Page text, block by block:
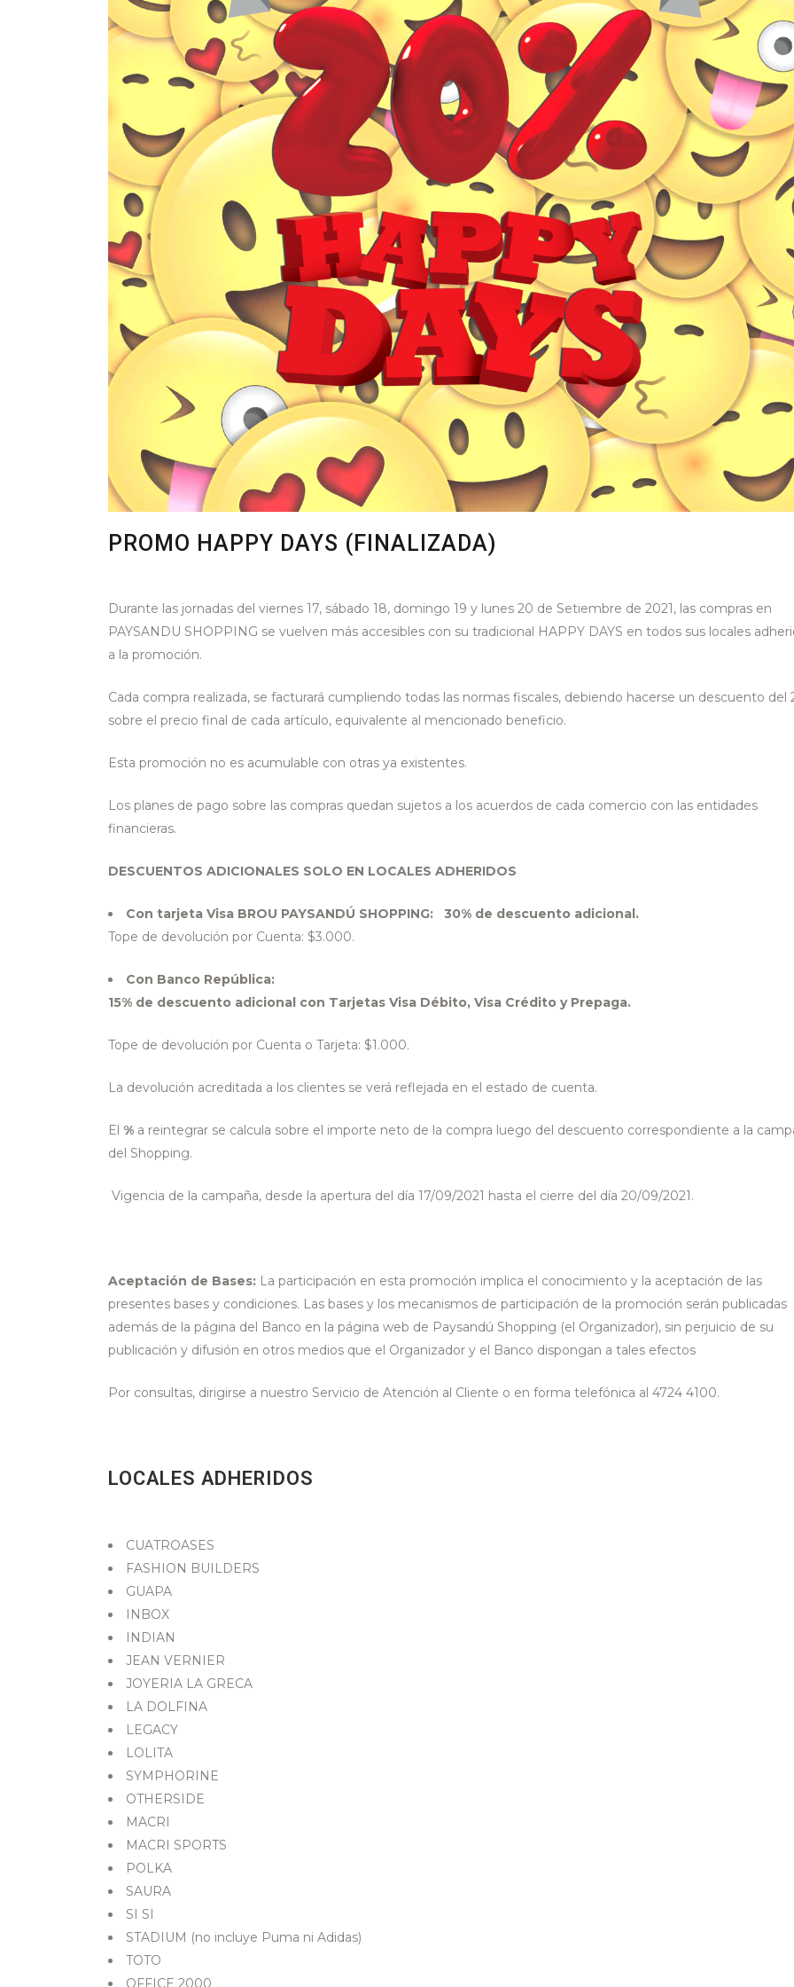
PROMO HAPPY DAYS (FINALIZADA)
Durante las jornadas del viernes 17, sábado 18, domingo 19 y lunes 20 de Setiembre de 2021, las compras en
PAYSANDU SHOPPING se vuelven más accesibles con su tradicional HAPPY DAYS en todos sus locales
a la promoción.
Cada compra realizada, se facturará cumpliendo todas las normas fiscales, debiendo hacerse un descuento del
sobre el precio final de cada artículo, equivalente al mencionado beneficio.
Esta promoción no es acumulable con otras ya existentes.
Los planes de pago sobre las compras quedan sujetos a los acuerdos de cada comercio con las entidades
financieras.
DESCUENTOS ADICIONALES SOLO EN LOCALES ADHERIDOS
Con tarjeta Visa BROU PAYSANDÚ SHOPPING: 30% de descuento adicional.
Tope de devolución por Cuenta: $3.000.
Con Banco República:
15% de descuento adicional con Tarjetas Visa Débito, Visa Crédito y Prepaga.
Tope de devolución por Cuenta o Tarjeta: $1.000.
La devolución acreditada a los clientes se verá reflejada en el estado de cuenta.
El % a reintegrar se calcula sobre el importe neto de la compra luego del descuento correspondiente a la
del Shopping.
Vigencia de la campaña, desde la apertura del día 17/09/2021 hasta el cierre del día 20/09/2021.
Aceptación de Bases: La participación en esta promoción implica el conocimiento y la aceptación de las
presentes bases y condiciones. Las bases y los mecanismos de participación de la promoción serán publicadas
además de la página del Banco en la página web de Paysandú Shopping (el Organizador), sin perjuicio de su
publicación y difusión en otros medios que el Organizador y el Banco dispongan a tales efectos
Por consultas, dirigirse a nuestro Servicio de Atención al Cliente o en forma telefónica al 4724 4100.
LOCALES ADHERIDOS
CUATROASES
FASHION BUILDERS
GUAPA
INBOX
INDIAN
JEAN VERNIER
JOYERIA LA GRECA
LA DOLFINA
LEGACY
LOLITA
SYMPHORINE
OTHERSIDE
MACRI
MACRI SPORTS
POLKA
SAURA
SI SI
STADIUM (no incluye Puma ni Adidas)
TOTO
OFFICE 2000